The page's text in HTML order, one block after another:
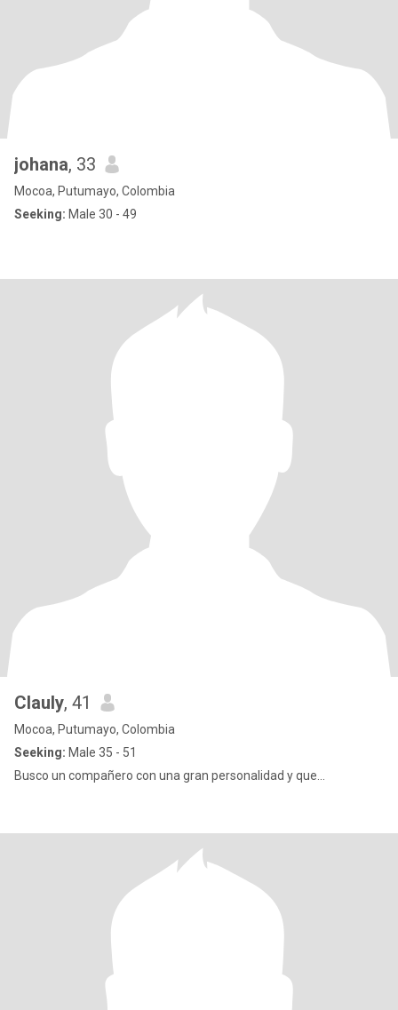
johana, 33
Mocoa, Putumayo, Colombia
Seeking: Male 30 - 49
Clauly, 41
Mocoa, Putumayo, Colombia
Seeking: Male 35 - 51
Busco un compañero con una gran personalidad y que...